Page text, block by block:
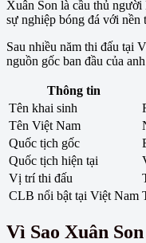
Xuân Son là cầu thủ
sự nghiệp bóng đá với
Sau nhiều năm thi đấu tại
nguồn gốc ban đầu của
Thông tin
Tên khai sinh
Tên Việt Nam
Quốc tịch gốc
Quốc tịch hiện tại
Vị trí thi đấu
CLB nổi bật tại Việt Nam
Vì Sao Xuân